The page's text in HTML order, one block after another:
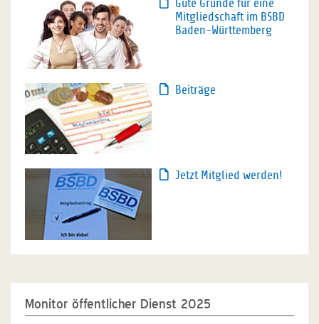
Gute Gründe für eine
Mitgliedschaft im BSBD
Baden-Württemberg
Beiträge
Jetzt Mitglied werden!
Monitor öffentlicher Dienst 2025